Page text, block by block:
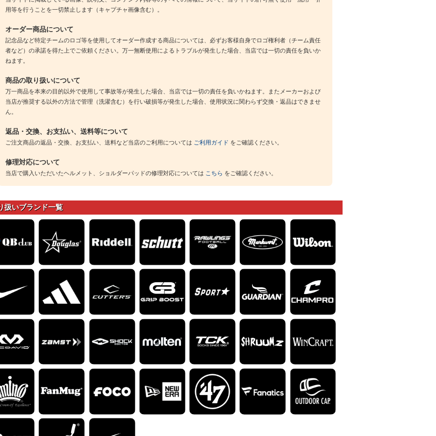
用等を行うことを一切禁止します（キャプチャ画像含む）。
オーダー商品について
記念品など特定チームのロゴ等を使用してオーダー作成する商品については、必ずお客様自身でロゴ権利者（チーム責任
者など）の承諾を得た上でご依頼ください。万一無断使用によるトラブルが発生した場合、当店では一切の責任を負いか
ねます。
商品の取り扱いについて
万一商品を本来の目的以外で使用して事故等が発生した場合、当店では一切の責任を負いかねます。またメーカーおよび
当店が推奨する以外の方法で管理（洗濯含む）を行い破損等が発生した場合、使用状況に関わらず交換・返品はできませ
ん。
返品・交換、お支払い、送料等について
ご注文商品の返品・交換、お支払い、送料など当店のご利用については ご利用ガイド をご確認ください。
修理対応について
当店で購入いただいたヘルメット、ショルダーパッドの修理対応については こちら をご確認ください。
扱いブランド一覧